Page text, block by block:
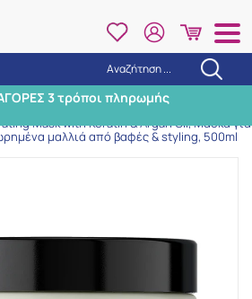
Αναζήτηση ...
3 τρόποι πληρωμής
Αναζήτηση
Technique
/
Mask with Keratin & Argan Oil, Μάσκα για
μαλλιά από βαφές & styling, 500ml